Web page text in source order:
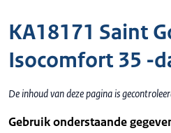
KA18171 Saint
Isocomfort 35 -
De inhoud van deze pagina is
Gebruik onderstaande